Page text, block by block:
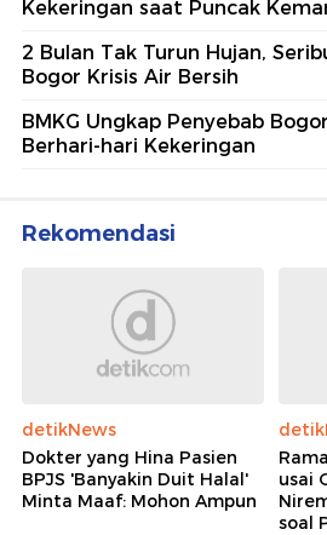
Kekeringan saat Puncak
2 Bulan Tak Turun Hujan,
Bogor Krisis Air Bersih
BMKG Ungkap Penyebab
Berhari-hari Kekeringan
Rekomendasi
detikNews
Dokter yang Hina Pasien
BPJS 'Banyakin Duit Halal'
Minta Maaf: Mohon Ampun
usai
soal